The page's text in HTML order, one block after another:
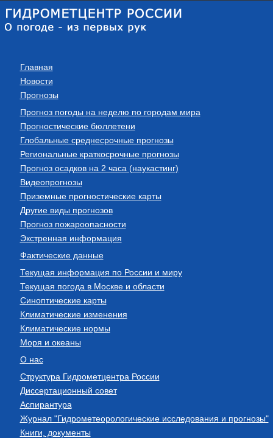
Главная
Новости
Прогнозы
Прогноз погоды на неделю по городам мира
Прогностические бюллетени
Глобальные среднесрочные прогнозы
Региональные краткосрочные прогнозы
Прогноз осадков на 2 часа (наукастинг)
Видеопрогнозы
Приземные прогностические карты
Другие виды прогнозов
Прогноз пожароопасности
Экстренная информация
Фактические данные
Текущая информация по России и миру
Текущая погода в Москве и области
Синоптические карты
Климатические изменения
Климатические нормы
Моря и океаны
О нас
Структура Гидрометцентра России
Диссертационный совет
Аспирантура
Журнал "Гидрометеорологические исследования и прогнозы"
Книги, документы